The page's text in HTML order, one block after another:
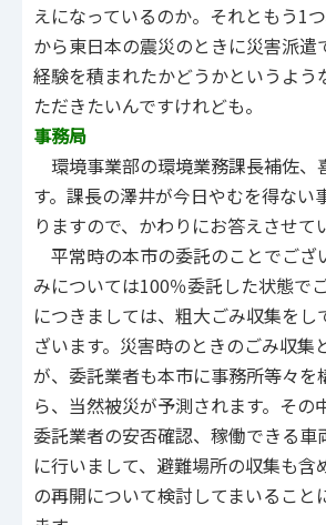
えになっているのか。それともう1
から東日本の震災のときに災害派遣
経験を積まれたかどうかというよう
ただきたいんですけれども。
事務局
環境事業部の環境業務課長補佐、
す。課長の澤井が今日やむを得ない
りますので、かわりにお答えさせて
平常時の本市の委託のことでござ
みについては100％委託した状態で
につきましては、粗大ごみ収集をし
ざいます。災害時のときのごみ収集
が、委託業者も本市に事務所等々を
ら、当然被災が予測されます。その
委託業者の安否確認、稼働できる車
に行いまして、避難場所の収集も含
の再開について検討してまいること